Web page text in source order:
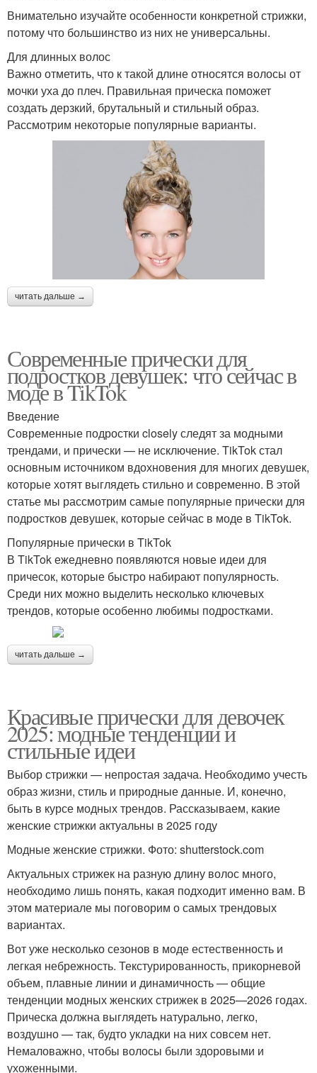
Прически на коротких
волосах
Прическа для женщин
Прически для женщин
Элегантности к
прическе
Креативные прически Объемные прически
Стильные варианты Вечерние прически
Прически с хвостиками
Прически с бантами Прически для детей
Прически для малышей
Прически для
первоклашек
Прически на длинные и
Прическа с пробором Мужские прически
Прически на
удлиненные волосы
Прически для волос
Внимательно изучайте особенности конкретной стрижки,
потому что большинство из них не универсальны.
Для длинных волос
Важно отметить, что к такой длине относятся волосы от
мочки уха до плеч. Правильная прическа поможет
создать дерзкий, брутальный и стильный образ.
Рассмотрим некоторые популярные варианты.
читать дальше →
Современные прически для
подростков девушек: что сейчас в
моде в TikTok
Введение
Современные подростки closely следят за модными
трендами, и прически — не исключение. TikTok стал
основным источником вдохновения для многих девушек,
которые хотят выглядеть стильно и современно. В этой
статье мы рассмотрим самые популярные прически для
подростков девушек, которые сейчас в моде в TikTok.
Популярные прически в TikTok
В TikTok ежедневно появляются новые идеи для
причесок, которые быстро набирают популярность.
Среди них можно выделить несколько ключевых
трендов, которые особенно любимы подростками.
читать дальше →
Красивые прически для девочек
2025: модные тенденции и
стильные идеи
Выбор стрижки — непростая задача. Необходимо учесть
образ жизни, стиль и природные данные. И, конечно,
быть в курсе модных трендов. Рассказываем, какие
женские стрижки актуальны в 2025 году
Модные женские стрижки. Фото: shutterstock.com
Актуальных стрижек на разную длину волос много,
необходимо лишь понять, какая подходит именно вам. В
этом материале мы поговорим о самых трендовых
вариантах.
Вот уже несколько сезонов в моде естественность и
легкая небрежность. Текстурированность, прикорневой
объем, плавные линии и динамичность — общие
тенденции модных женских стрижек в 2025—2026 годах.
Прическа должна выглядеть натурально, легко,
воздушно — так, будто укладки на них совсем нет.
Немаловажно, чтобы волосы были здоровыми и
ухоженными.